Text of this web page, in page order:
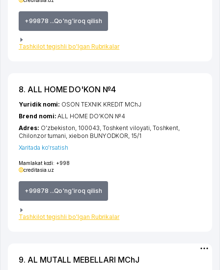
+99878 ...Qo'ng'iroq qilish
Tashkilot tegishli bo'lgan Rubrikalar
8. ALL HOME DO'KON №4
Mamlakat kodi: +998
creditasia.uz
+99878 ...Qo'ng'iroq qilish
Tashkilot tegishli bo'lgan Rubrikalar
Yuridik nomi: OSON TEXNIK KREDIT MChJ
Brend nomi:ALL HOME DO'KON №4
Adres: O'zbekiston, 100043, Toshkent viloyati, Toshkent,
Chilonzor tumani,xiеbon BUNYODKOR, 15/1
Xaritada ko'rsatish
9. AL MUTALL MEBELLARI MChJ